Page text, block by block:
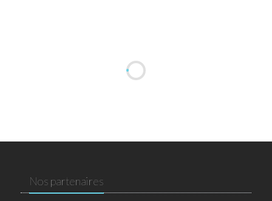
Nos partenaires